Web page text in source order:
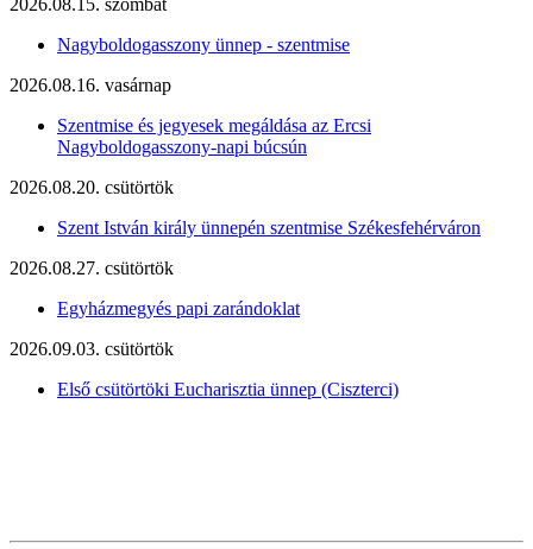
2026.08.15. szombat
Nagyboldogasszony ünnep - szentmise
2026.08.16. vasárnap
Szentmise és jegyesek megáldása az Ercsi
Nagyboldogasszony-napi búcsún
2026.08.20. csütörtök
Szent István király ünnepén szentmise Székesfehérváron
2026.08.27. csütörtök
Egyházmegyés papi zarándoklat
2026.09.03. csütörtök
Első csütörtöki Eucharisztia ünnep (Ciszterci)